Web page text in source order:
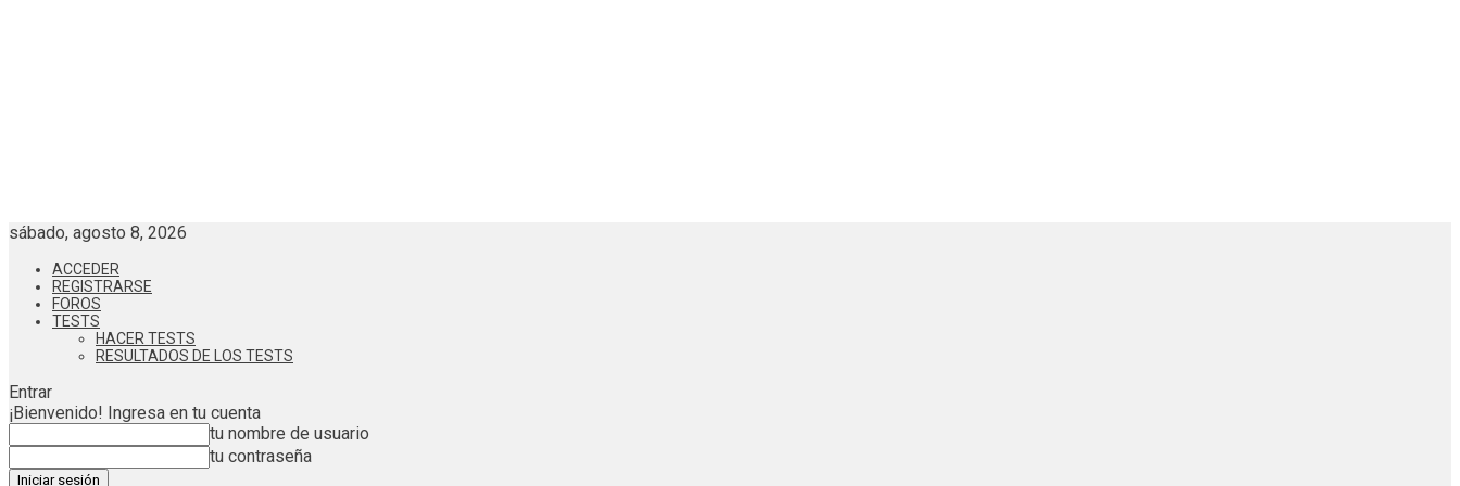
sábado, agosto 8, 2026
ACCEDER
REGISTRARSE
FOROS
TESTS
HACER TESTS
RESULTADOS DE LOS TESTS
Entrar
¡Bienvenido! Ingresa en tu cuenta
tu nombre de usuario
tu contraseña